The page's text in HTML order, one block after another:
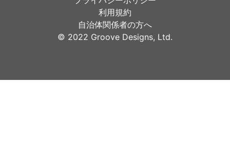
利用規約
自治体関係者の方へ
©︎ 2022 Groove Designs, Ltd.